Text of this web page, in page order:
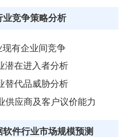
竞争策略分析
现有企业间竞争
潜在进入者分析
替代品威胁分析
供应商及客户议价能力
件行业市场规模预测